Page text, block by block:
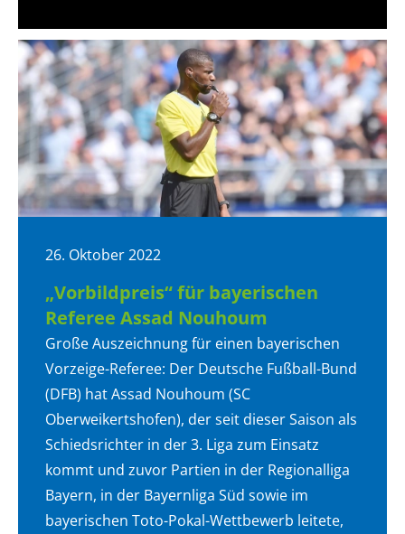
26. Oktober 2022
„Vorbildpreis“ für bayerischen
Referee Assad Nouhoum
Große Auszeichnung für einen bayerischen
Vorzeige-Referee: Der Deutsche Fußball-Bund
(DFB) hat Assad Nouhoum (SC
Oberweikertshofen), der seit dieser Saison als
Schiedsrichter in der 3. Liga zum Einsatz
kommt und zuvor Partien in der Regionalliga
Bayern, in der Bayernliga Süd sowie im
bayerischen Toto-Pokal-Wettbewerb leitete,